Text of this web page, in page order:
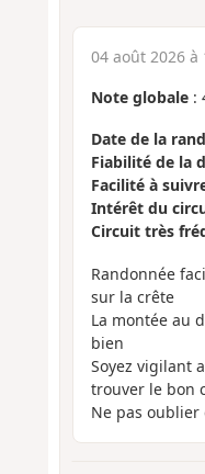
04 août 2026 à
Note globale:
Date de la
Fiabilité de la
Facilité à
Intérêt du
Circuit très
Randonnée
sur la crête
La montée au
bien
Soyez vigilant
trouver le bon
Ne pas